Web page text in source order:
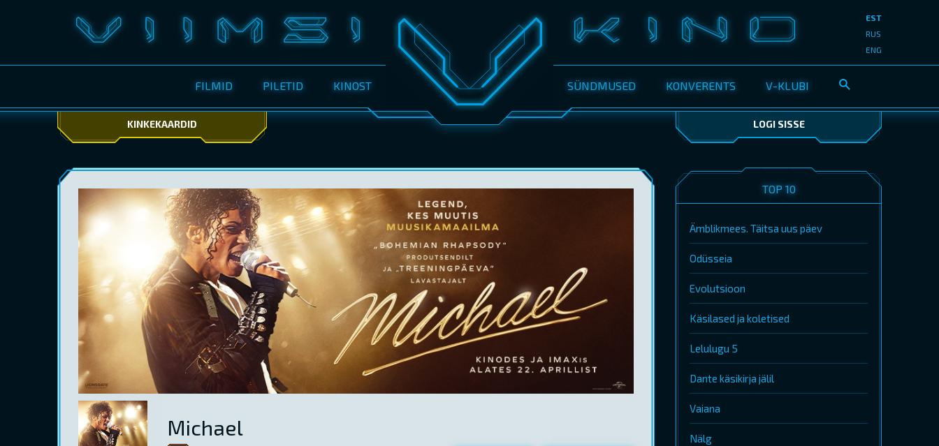
FILMID PILETID KINOST SÜNDMUSED KONVERENTS V-KLUBI
EST
RUS
ENG
KINKEKAARDID LOGI SISSE
Michael
TOP 10
Ämblikmees. Täitsa uus päev
Odüsseia
Evolutsioon
Käsilased ja koletised
Lelulugu 5
Dante käsikirja jälil
Vaiana
Nälg